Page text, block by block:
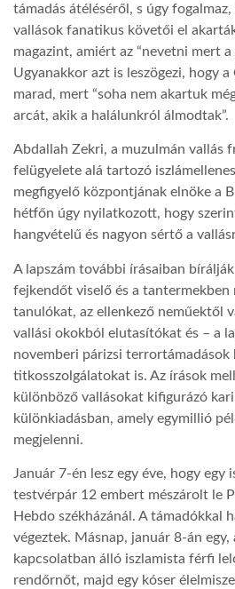
támadás átéléséről, s úgy fogalmaz,
vallások fanatikus követői el
magazint, amiért az “nevetni mert a
Ugyanakkor azt is leszögezi, hogy
marad, mert “soha nem akartuk
arcát, akik a halálunkról álmodtak”.
Abdallah Zekri, a muzulmán vallás
felügyelete alá tartozó
megfigyelő központjának elnöke a
hétfőn úgy nyilatkozott, hogy
hangvételű és nagyon sértő a
A lapszám további írásaiban
fejkendőt viselő és a tantermekben
tanulókat, az ellenkező neműektől
vallási okokból elutasítókat és – a
novemberi párizsi terrortámadások
titkosszolgálatokat is. Az írások
különböző vallásokat kifigurázó
különkiadásban, amely egymillió
megjelenni.
Január 7-én lesz egy éve, hogy egy
testvérpár 12 embert mészárolt le
Hebdo székházánál. A támadókkal
végeztek. Másnap, január 8-án egy,
kapcsolatban álló iszlamista férfi
rendőrnőt, majd egy kóser